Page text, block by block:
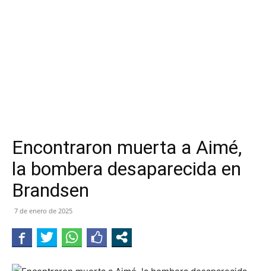
Encontraron muerta a Aimé,
la bombera desaparecida en
Brandsen
7 de enero de 2025